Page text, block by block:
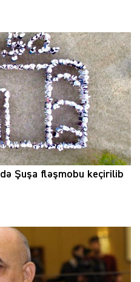
Şuşa fləşmobu keçirilib